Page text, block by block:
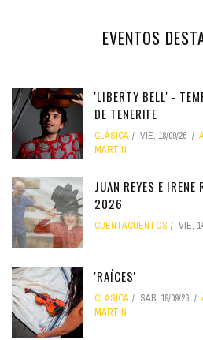
EVENTOS
'LIBERTY BELL' -
DE TENERIFE
CLÁSICA VIE, 18/09/26
MARTÍN
JUAN REYES E IRENE
2026
CUENTACUENTOS VIE,
'RAÍCES'
CLÁSICA SÁB, 19/09/26
MARTÍN